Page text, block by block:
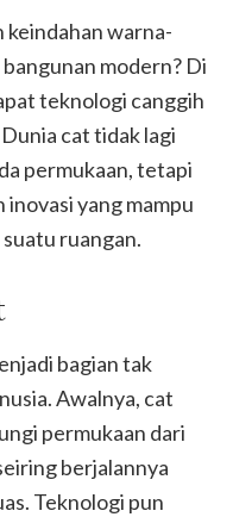
keindahan warna-
modern? Di
teknologi canggih
cat tidak lagi
permukaan, tetapi
yang mampu
ruangan.
bagian tak
Awalnya, cat
permukaan dari
berjalannya
Teknologi pun